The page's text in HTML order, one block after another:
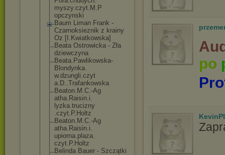
myszy.czyt.M.P
opczynski
Baum Liman Frank -
Czarnoksieznik z krainy
Oz [I.Kwiatkowska]
Beata Ostrowicka - Zła
dziewczyna
Beata.Pawlikowska-
Blondynka.
w.dzungli.czyt
a.D..Trafankowska
Beaton.M.C.-Ag
atha.Raisin.i.
lyzka.trucizny
.czyt.P.Holtz
Beaton.M.C.-Ag
atha.Raisin.i.
upiorna.plaza.
czyt.P.Holtz
Belinda Bauer - Szczątki
po